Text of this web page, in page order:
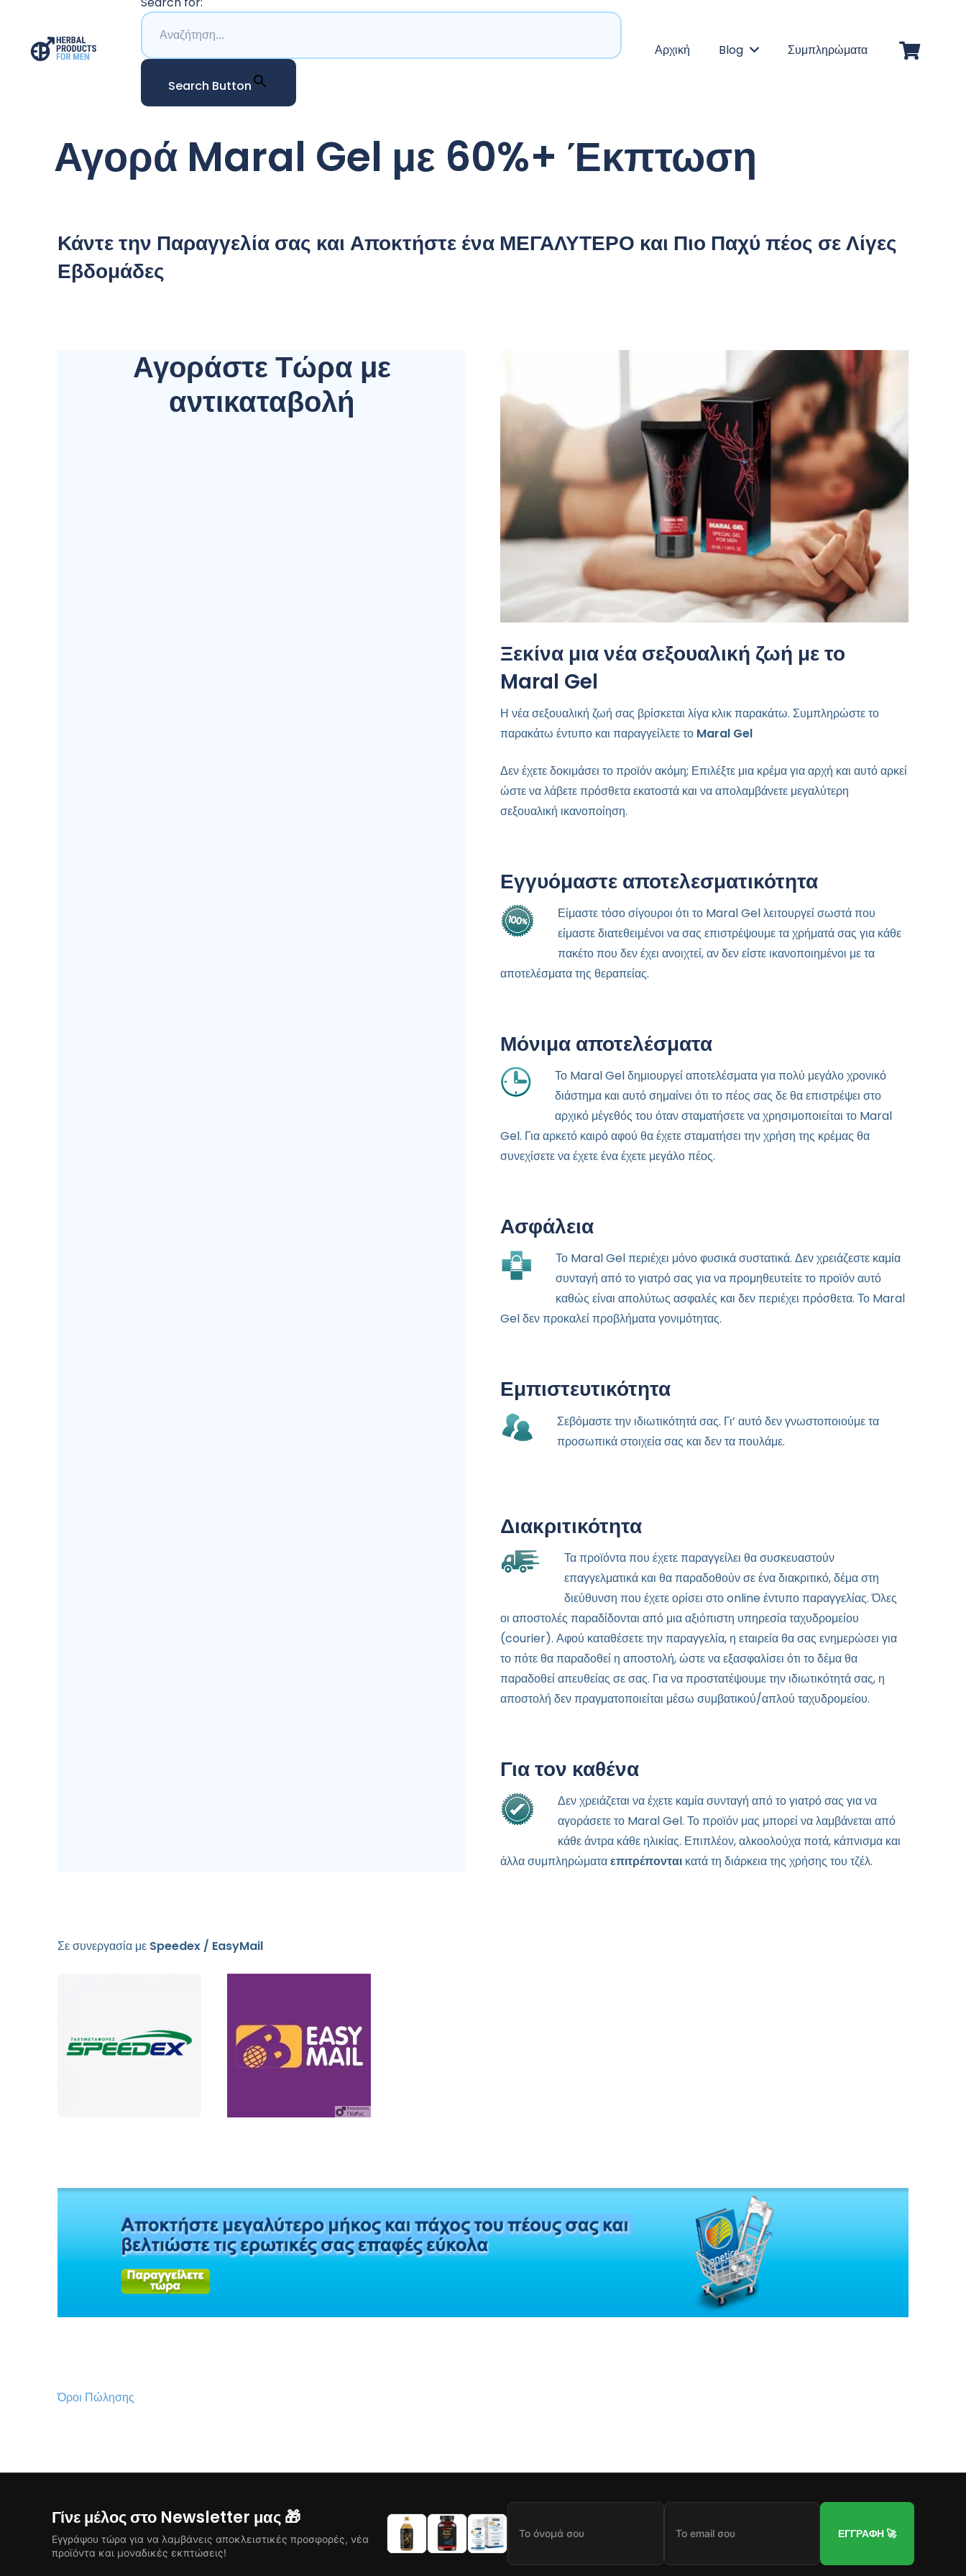
Search Button
Αρχική Blog Συμπληρώματα
Αγορά Maral Gel με 60%+ Έκπτωση
Κάντε την Παραγγελία σας και Αποκτήστε ένα ΜΕΓΑΛΥΤΕΡΟ και Πιο Παχύπέος σε Λίγες
Εβδομάδες
Αγοράστε Τώρα με
αντικαταβολή
Ξεκίνα μια νέα σεξουαλική ζωή με το
Maral Gel
Η νέα σεξουαλική ζωή σας βρίσκεται λίγα κλικ παρακάτω. Συμπληρώστε το
παρακάτω έντυπο και παραγγείλετε το Maral Gel
Δεν έχετε δοκιμάσει το προϊόν ακόμη; Επιλέξτε μια κρέμα για αρχή και αυτό αρκεί
ώστε να λάβετε πρόσθετα εκατοστά και να απολαμβάνετε μεγαλύτερη
σεξουαλική ικανοποίηση.
Εγγυόμαστε αποτελεσματικότητα
Είμαστε τόσο σίγουροι ότι το Maral Gel λειτουργεί σωστά που
είμαστε διατεθειμένοι να σας επιστρέψουμε τα χρήματά σας για κάθε
πακέτο που δεν έχει ανοιχτεί, αν δεν είστε ικανοποιημένοι με τα
αποτελέσματα της θεραπείας.
Μόνιμα αποτελέσματα
Το Maral Gel δημιουργεί αποτελέσματα για πολύ μεγάλο χρονικό
διάστημα και αυτό σημαίνει ότι το πέος σας δε θα επιστρέψει στο
αρχικό μέγεθός του όταν σταματήσετε να χρησιμοποιείται το Maral
Gel. Για αρκετό καιρό αφού θα έχετε σταματήσει την χρήση της κρέμας θα
συνεχίσετε να έχετε ένα έχετε μεγάλο πέος.
Ασφάλεια
Το Maral Gel περιέχει μόνο φυσικά συστατικά. Δεν χρειάζεστε καμία
συνταγή από το γιατρό σας για να προμηθευτείτε το προϊόν αυτό
καθώς είναι απολύτως ασφαλές και δεν περιέχει πρόσθετα. Το Maral
Gel δεν προκαλεί προβλήματα γονιμότητας.
Εμπιστευτικότητα
Σεβόμαστε την ιδιωτικότητά σας. Γι’ αυτό δεν γνωστοποιούμε τα
προσωπικά στοιχεία σας και δεν τα πουλάμε.
Διακριτικότητα
Τα προϊόντα που έχετε παραγγείλει θα συσκευαστούν
επαγγελματικά και θα παραδοθούν σε ένα διακριτικό, δέμα στη
διεύθυνση που έχετε ορίσει στο online έντυπο παραγγελίας. Όλες
οι αποστολές παραδίδονται από μια αξιόπιστη υπηρεσία ταχυδρομείου
(courier). Αφού καταθέσετε την παραγγελία, η εταιρεία θα σας ενημερώσει για
το πότε θα παραδοθεί η αποστολή, ώστε να εξασφαλίσει ότι το δέμα θα
παραδοθεί απευθείας σε σας. Για να προστατέψουμε την ιδιωτικότητά σας, η
αποστολή δεν πραγματοποιείται μέσω συμβατικού/απλού ταχυδρομείου.
Για τον καθένα
Δεν χρειάζεται να έχετε καμία συνταγή από το γιατρό σας για να
αγοράσετε το Maral Gel. Το προϊόν μας μπορεί να λαμβάνεται από
κάθε άντρα κάθε ηλικίας. Επιπλέον, αλκοολούχα ποτά, κάπνισμα και
άλλα συμπληρώματαεπιτρέπονται κατά τη διάρκεια της χρήσης του τζέλ.
Σε συνεργασία με Speedex / EasyMail
Όροι Πώλησης
Γίνε μέλος στο Newsletter μας 🎁
Εγγράψου τώρα για να λαμβάνεις αποκλειστικές προσφορές, νέα
προϊόντα και μοναδικές εκπτώσεις!
ΕΓΓΡΑΦΗ 🚀